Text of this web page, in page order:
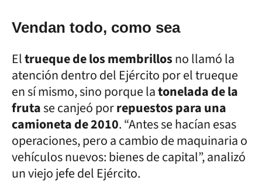
Vendan todo, como sea
Eltrueque de los membrillosno llamó la
atención dentro del Ejército por el trueque
en sí mismo, sino porque latonelada de la
frutase canjeó porrepuestos para una
camioneta de 2010. “Antes se hacían esas
operaciones, pero a cambio de maquinaria o
vehículos nuevos: bienes de capital”, analizó
un viejo jefe del Ejército.